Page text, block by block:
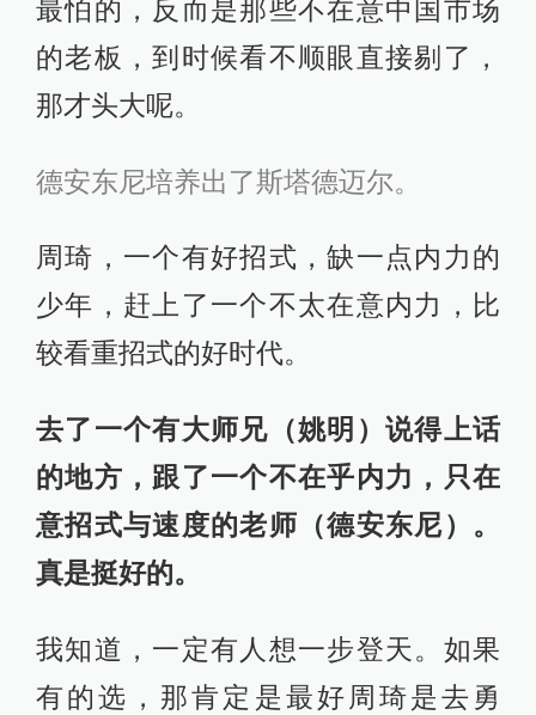
最怕的，反而是那些不在意中国市场
的老板，到时候看不顺眼直接剔了，
那才头大呢。
德安东尼培养出了斯塔德迈尔。
周琦，一个有好招式，缺一点内力的
少年，赶上了一个不太在意内力，比
较看重招式的好时代。
去了一个有大师兄（姚明）说得上话
的地方，跟了一个不在乎内力，只在
意招式与速度的老师（德安东尼）。
真是挺好的。
我知道，一定有人想一步登天。如果
有的选，那肯定是最好周琦是去勇